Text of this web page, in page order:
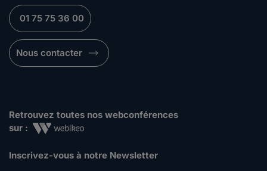
01 75 75 36 00
Nous contacter
Retrouvez toutes nos webconférences
sur :
Inscrivez-vous à notre Newsletter